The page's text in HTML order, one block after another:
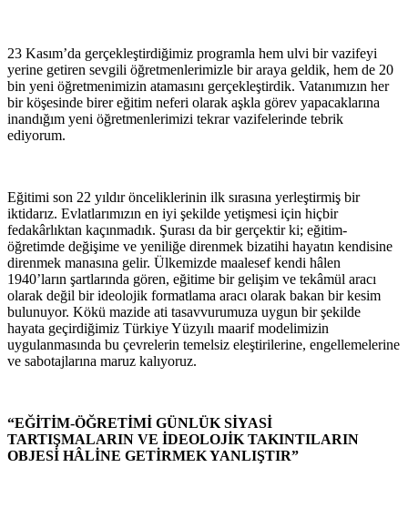
23 Kasım’da gerçekleştirdiğimiz programla hem ulvi bir vazifeyi
yerine getiren sevgili öğretmenlerimizle bir araya geldik, hem de 20
bin yeni öğretmenimizin atamasını gerçekleştirdik. Vatanımızın her
bir köşesinde birer eğitim neferi olarak aşkla görev yapacaklarına
inandığım yeni öğretmenlerimizi tekrar vazifelerinde tebrik
ediyorum.
Eğitimi son 22 yıldır önceliklerinin ilk sırasına yerleştirmiş bir
iktidarız. Evlatlarımızın en iyi şekilde yetişmesi için hiçbir
fedakârlıktan kaçınmadık. Şurası da bir gerçektir ki; eğitim-
öğretimde değişime ve yeniliğe direnmek bizatihi hayatın kendisine
direnmek manasına gelir. Ülkemizde maalesef kendi hâlen
1940’ların şartlarında gören, eğitime bir gelişim ve tekâmül aracı
olarak değil bir ideolojik formatlama aracı olarak bakan bir kesim
bulunuyor. Kökü mazide ati tasavvurumuza uygun bir şekilde
hayata geçirdiğimiz Türkiye Yüzyılı maarif modelimizin
uygulanmasında bu çevrelerin temelsiz eleştirilerine, engellemelerine
ve sabotajlarına maruz kalıyoruz.
“EĞİTİM-ÖĞRETİMİ GÜNLÜK SİYASİ
TARTIŞMALARIN VE İDEOLOJİK TAKINTILARIN
OBJESİ HÂLİNE GETİRMEK YANLIŞTIR”